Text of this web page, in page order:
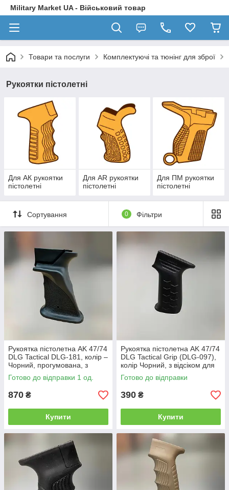
Military Market UA - Військовий товар
Товари та послуги Комплектуючі та тюнінг для зброї
Рукоятки пістолетні
Для АК рукоятки
пістолетні
Для AR рукоятки
пістолетні
Для ПМ рукоятки
пістолетні
Сортування 0 Фільтри
Рукоятка пістолетна AK 47/74
DLG Tactical DLG-181, колір –
Чорний, прогумована, з
відсіком
Готово до відправки 1 од.
870 ₴
Купити
Рукоятка пістолетна AK 47/74
DLG Tactical Grip (DLG-097),
колір Чорний, з відсіком для
батарейок
Готово до відправки
390 ₴
Купити